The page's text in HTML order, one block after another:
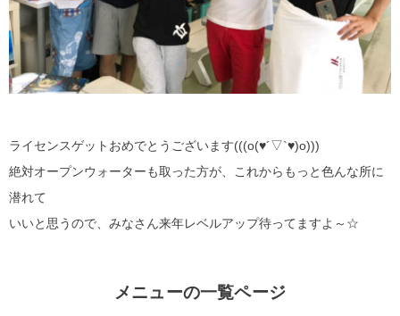
ライセンスゲットおめでとうございます(((o(♥´▽`♥)o)))
絶対オープンウォーターも取った方が、これからもっと色んな所に
潜れて
いいと思うので、みなさん来年レベルアップ待ってますよ～☆
メニューの一覧ページ